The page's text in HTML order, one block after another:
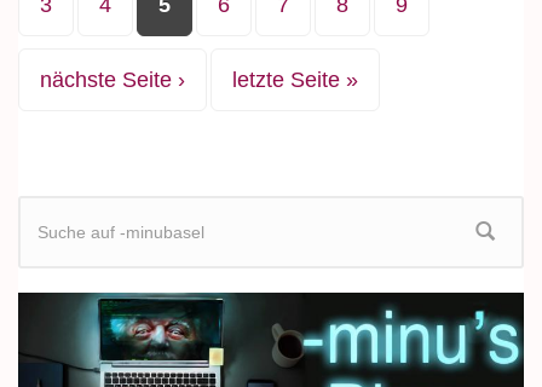
3 4 5 6 7 8 9
nächste Seite › letzte Seite »
Suchformular